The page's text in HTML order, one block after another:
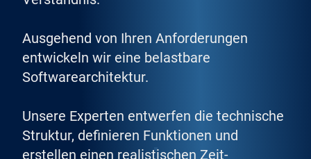
Ausgehend von Ihren Anforderungen
entwickeln wir eine belastbare
Softwarearchitektur.
Unsere Experten entwerfen die technische
Struktur, definieren Funktionen und
erstellen einen realistischen Zeit-